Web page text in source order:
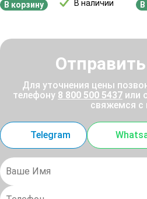
В наличии
В корзину
Отправить
Для уточнения цены
телефону 8 800 500 5437 или
свяжемся с
Telegram